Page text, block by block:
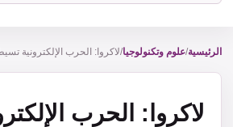
في
الناشر
الرئيسية/علوم وتكنولوجيا/
لاكروا: الحرب